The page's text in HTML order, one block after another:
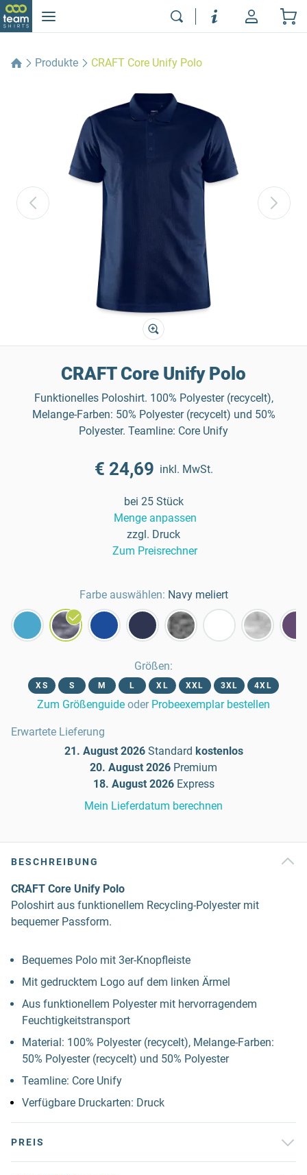
Produkte CRAFT Core Unify Polo
CRAFT Core Unify Polo
Funktionelles Poloshirt. 100% Polyester (recycelt),
Melange-Farben: 50% Polyester (recycelt) und 50%
Polyester. Teamline: Core Unify
€ 24,69 inkl. MwSt.
bei 25 Stück
Menge anpassen
zzgl. Druck
Zum Preisrechner
Farbe auswählen: Navy meliert
Größen:
XS S M L XL XXL 3XL 4XL
Zum Größenguide oder Probeexemplar bestellen
Erwartete Lieferung
21. August 2026 Standard kostenlos
20. August 2026 Premium
18. August 2026 Express
Mein Lieferdatum berechnen
BESCHREIBUNG
CRAFT Core Unify Polo
Poloshirt aus funktionellem Recycling-Polyester mit
bequemer Passform.
Bequemes Polo mit 3er-Knopfleiste
Mit gedrucktem Logo auf dem linken Ärmel
Aus funktionellem Polyester mit hervorragendem
Feuchtigkeitstransport
Material: 100% Polyester (recycelt), Melange-Farben:
50% Polyester (recycelt) und 50% Polyester
Teamline: Core Unify
Verfügbare Druckarten: Druck
PREIS